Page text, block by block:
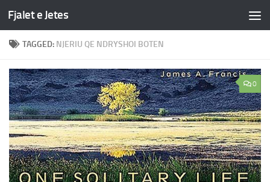
Skip to content
Fjalet e Jetes
TAGGED: NJERIU QE NDRYSHOI BOTEN
0